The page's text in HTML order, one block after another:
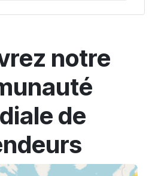
notre
de